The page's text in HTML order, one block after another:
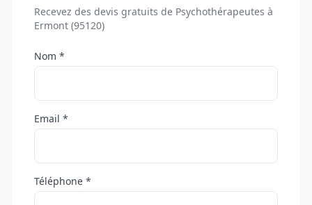
Recevez des devis gratuits de Psychothérapeutes à
Ermont (95120)
Nom *
Email *
Téléphone *